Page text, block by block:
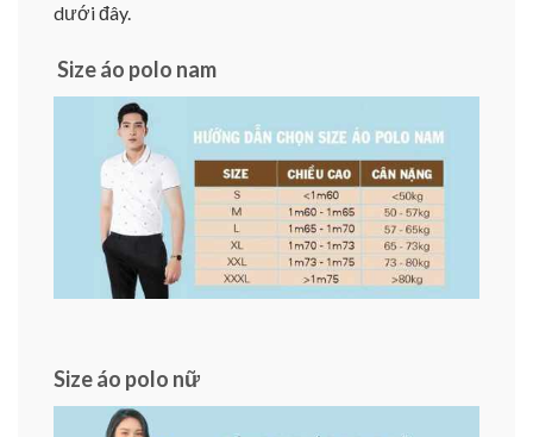
dưới đây.
Size áo polo nam
Size áo polo nữ